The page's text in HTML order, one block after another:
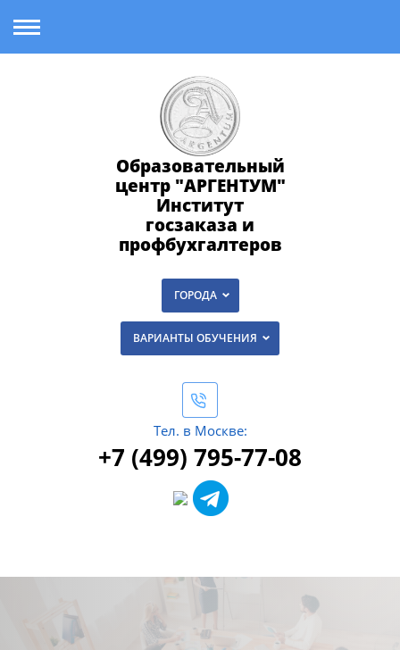
Образовательный
центр "АРГЕНТУМ"
Институт
госзаказа и
профбухгалтеров
ГОРОДА
ВАРИАНТЫ ОБУЧЕНИЯ
Тел. в Москве:
+7 (499) 795-77-08